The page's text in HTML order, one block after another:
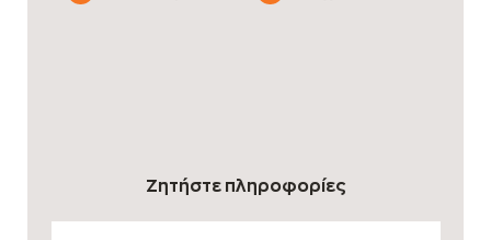
Ζητήστε πληροφορίες